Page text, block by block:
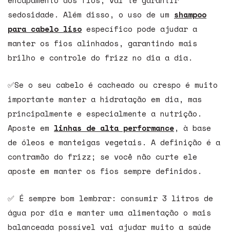
sedosidade. Além disso, o uso de um shampoo
para cabelo liso específico pode ajudar a
manter os fios alinhados, garantindo mais
brilho e controle do frizz no dia a dia.
✅Se o seu cabelo é cacheado ou crespo é muito
importante manter a hidratação em dia, mas
principalmente e especialmente a nutrição.
Aposte em linhas de alta performance, à base
de óleos e manteigas vegetais. A definição é a
contramão do frizz; se você não curte ele
aposte em manter os fios sempre definidos.
✅ É sempre bom lembrar: consumir 3 litros de
água por dia e manter uma alimentação o mais
balanceada possível vai ajudar muito a saúde